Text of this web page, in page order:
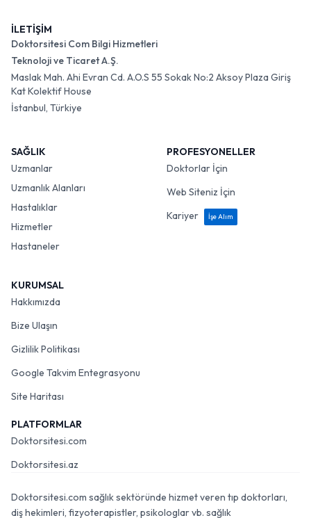
İLETİŞİM
Doktorsitesi Com Bilgi Hizmetleri
Teknoloji ve Ticaret A.Ş.
Maslak Mah. Ahi Evran Cd. A.O.S 55 Sokak No:2 Aksoy Plaza Giriş
Kat Kolektif House
İstanbul, Türkiye
SAĞLIK
Uzmanlar
Uzmanlık Alanları
Hastalıklar
Hizmetler
Hastaneler
PROFESYONELLER
Doktorlar İçin
Web Siteniz İçin
Kariyer
İşe Alım
KURUMSAL
Hakkımızda
Bize Ulaşın
Gizlilik Politikası
Google Takvim Entegrasyonu
Site Haritası
PLATFORMLAR
Doktorsitesi.com
Doktorsitesi.az
Doktorsitesi.com sağlık sektöründe hizmet veren tıp doktorları,
diş hekimleri, fizyoterapistler, psikologlar vb. sağlık